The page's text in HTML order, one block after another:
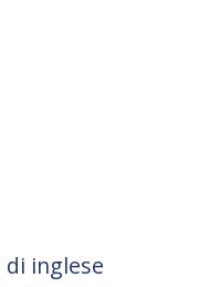
inglese